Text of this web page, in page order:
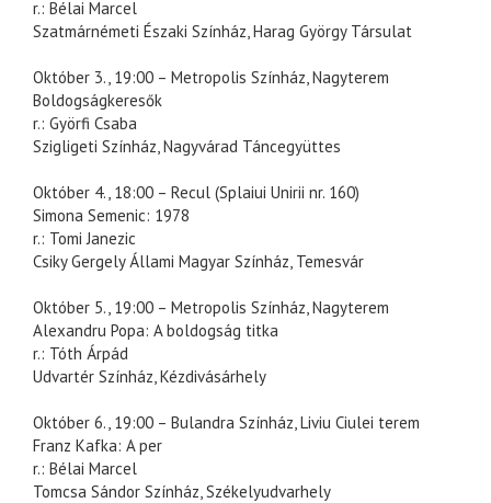
r.: Bélai Marcel
Szatmárnémeti Északi Színház, Harag György Társulat
Október 3., 19:00 – Metropolis Színház, Nagyterem
Boldogságkeresők
r.: Györfi Csaba
Szigligeti Színház, Nagyvárad Táncegyüttes
Október 4., 18:00 – Recul (Splaiui Unirii nr. 160)
Simona Semenic: 1978
r.: Tomi Janezic
Csiky Gergely Állami Magyar Színház, Temesvár
Október 5., 19:00 – Metropolis Színház, Nagyterem
Alexandru Popa: A boldogság titka
r.: Tóth Árpád
Udvartér Színház, Kézdivásárhely
Október 6., 19:00 – Bulandra Színház, Liviu Ciulei terem
Franz Kafka: A per
r.: Bélai Marcel
Tomcsa Sándor Színház, Székelyudvarhely